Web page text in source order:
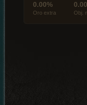
0.00%
Oro extra Obj.